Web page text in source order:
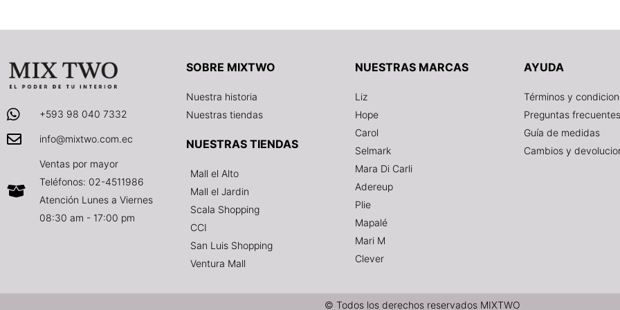
+593 98 040 7332
info@mixtwo.com.ec
Ventas por mayor
Teléfonos: 02-4511986
Atención Lunes a Viernes
08:30 am - 17:00 pm
SOBRE MIXTWO
Nuestra historia
Nuestras tiendas
NUESTRAS TIENDAS
Mall el Alto
Mall el Jardin
Scala Shopping
CCI
San Luis Shopping
Ventura Mall
NUESTRAS MARCAS
Liz
Hope
Carol
Selmark
Mara Di Carli
Adereup
Plie
Mapalé
Mari M
Clever
AYUDA
Términos y
Preguntas frecuentes
Guía de medidas
Cambios y
© Todos los derechos reservados MIXTWO